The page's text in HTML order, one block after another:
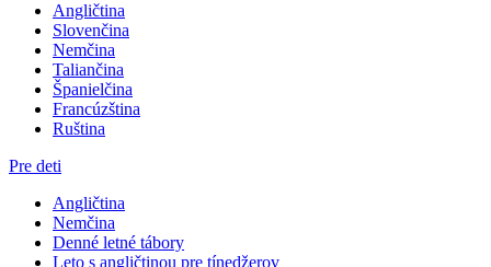
Angličtina
Slovenčina
Nemčina
Taliančina
Španielčina
Francúzština
Ruština
Pre deti
Angličtina
Nemčina
Denné letné tábory
Leto s angličtinou pre tínedžerov